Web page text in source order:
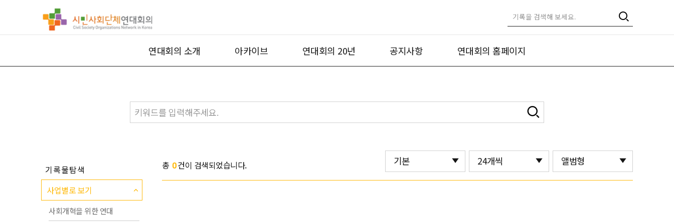
연대회의 소개 아카이브 연대회의 20년 공지사항 연대회의 홈페이지
기록물탐색
사업별로 보기
사회개혁을 위한 연대
총 0건이 검색되었습니다. 기본 24개씩 앨범형